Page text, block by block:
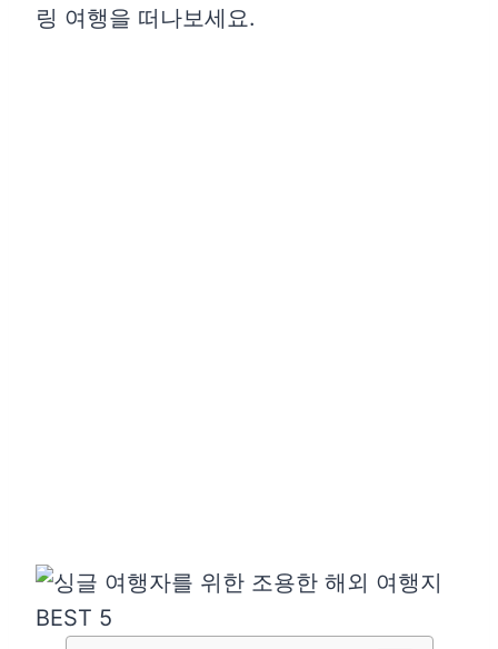
링 여행을 떠나보세요.